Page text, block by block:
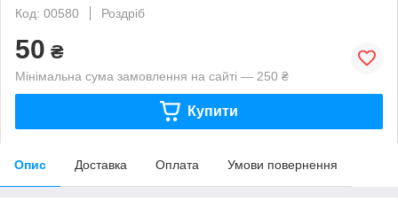
Код: 00580
Роздріб
50 ₴
Мінімальна сума замовлення на сайті — 250 ₴
Купити
Опис Доставка Оплата Умови повернення